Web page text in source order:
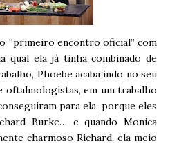
o “primeiro encontro oficial” com
qual ela já tinha combinado de
Phoebe acaba indo no seu
oftalmologistas, em um trabalho
para ela, porque eles
Burke… e quando Monica
charmoso Richard, ela meio